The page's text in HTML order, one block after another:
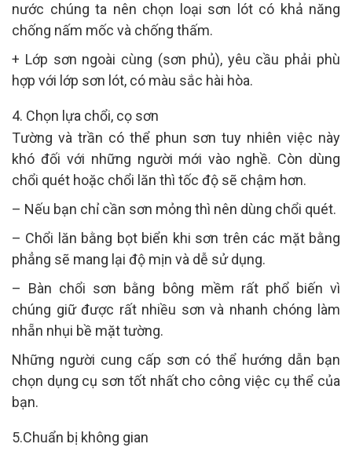
nước chúng ta nên chọn loại sơn lót có khả năng
chống nấm mốc và chống thấm.
+ Lớp sơn ngoài cùng (sơn phủ), yêu cầu phải phù
hợp với lớp sơn lót, có màu sắc hài hòa.
4. Chọn lựa chổi, cọ sơn
Tường và trần có thể phun sơn tuy nhiên việc này
khó đối với những người mới vào nghề. Còn dùng
chổi quét hoặc chổi lăn thì tốc độ sẽ chậm hơn.
– Nếu bạn chỉ cần sơn mỏng thì nên dùng chổi quét.
– Chổi lăn bằng bọt biển khi sơn trên các mặt bằng
phẳng sẽ mang lại độ mịn và dễ sử dụng.
– Bàn chổi sơn bằng bông mềm rất phổ biến vì
chúng giữ được rất nhiều sơn và nhanh chóng làm
nhẵn nhụi bề mặt tường.
Những người cung cấp sơn có thể hướng dẫn bạn
chọn dụng cụ sơn tốt nhất cho công việc cụ thể của
bạn.
5.Chuẩn bị không gian